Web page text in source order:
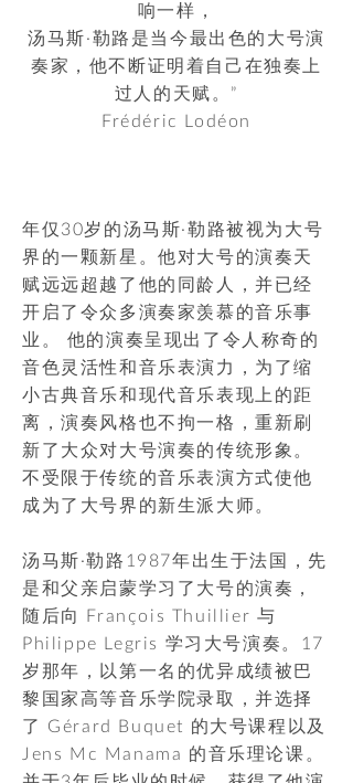
响一样，
汤马斯·勒路是当今最出色的大号演
奏家，他不断证明着自己在独奏上
过人的天赋。”
Frédéric Lodéon
年仅30岁的汤马斯·勒路被视为大号
界的一颗新星。他对大号的演奏天
赋远远超越了他的同龄人，并已经
开启了令众多演奏家羡慕的音乐事
业。 他的演奏呈现出了令人称奇的
音色灵活性和音乐表演力，为了缩
小古典音乐和现代音乐表现上的距
离，演奏风格也不拘一格，重新刷
新了大众对大号演奏的传统形象。
不受限于传统的音乐表演方式使他
成为了大号界的新生派大师。
汤马斯·勒路1987年出生于法国，先
是和父亲启蒙学习了大号的演奏，
随后向 François Thuillier 与
Philippe Legris 学习大号演奏。17
岁那年，以第一名的优异成绩被巴
黎国家高等音乐学院录取，并选择
了 Gérard Buquet 的大号课程以及
Jens Mc Manama 的音乐理论课。